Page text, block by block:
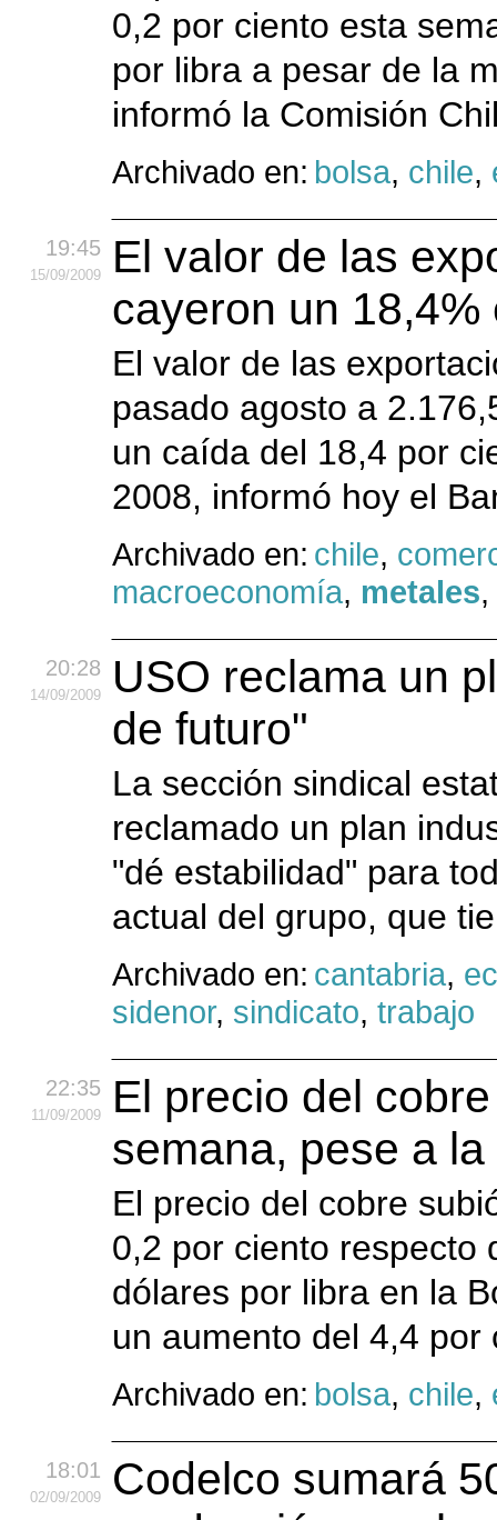
0,2 por ciento esta
por libra a pesar de la
informó la Comisión
Archivado en: bolsa, chile,
19:45
15/09/2009
El valor de las
cayeron un 18,4%
El valor de las
pasado agosto a
un caída del 18,4 por
2008, informó hoy el
Archivado en: chile,
macroeconomía, metales,
20:28
14/09/2009
USO reclama un
de futuro"
La sección sindical
reclamado un plan
"dé estabilidad" para
actual del grupo, que
Archivado en: cantabria,
sidenor, sindicato, trabajo
22:35
11/09/2009
El precio del
semana, pese a
El precio del cobre
0,2 por ciento respecto
dólares por libra en la
un aumento del 4,4
Archivado en: bolsa, chile,
18:01
02/09/2009
Codelco sumará